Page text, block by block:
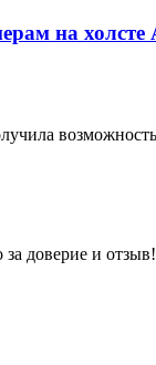
на холсте
доверие и